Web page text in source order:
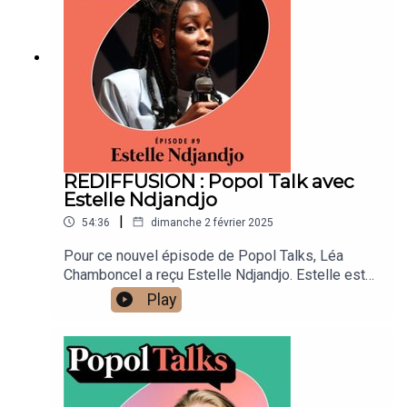
REDIFFUSION : Popol Talk avec
Estelle Ndjandjo
54:36 | dimanche 2 février 2025
Pour ce nouvel épisode de Popol Talks, Léa
Chamboncel a reçu Estelle Ndjandjo. Estelle est
journaliste indépendante (radio, podcast, presse
écrite) et réalise notamment des documentaires
audio où elle mêle habilement l'intime et le
politique. Estelle est également porte-parole de
l'Association des journalistes antiracistes et
racisé•es (AJAR). Elles ont parlé ensemble
Play